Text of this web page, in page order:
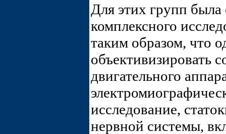
Для этих групп была
комплексного
таким образом, что
объективизировать
двигательного
исследование,
нервной системы,